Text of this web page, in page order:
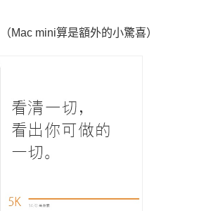
Mac mini算是額外的小驚喜）